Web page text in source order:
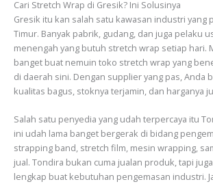
Cari Stretch Wrap di Gresik? Ini Solusinya
Gresik itu kan salah satu kawasan industri yang
Timur. Banyak pabrik, gudang, dan juga pelaku
menengah yang butuh stretch wrap setiap hari.
banget buat nemuin toko stretch wrap yang
di daerah sini. Dengan supplier yang pas, Anda
kualitas bagus, stoknya terjamin, dan harganya
Salah satu penyedia yang udah terpercaya itu
ini udah lama banget bergerak di bidang
strapping band, stretch film, mesin wrapping,
jual. Tondira bukan cuma jualan produk, tapi
lengkap buat kebutuhan pengemasan industri.